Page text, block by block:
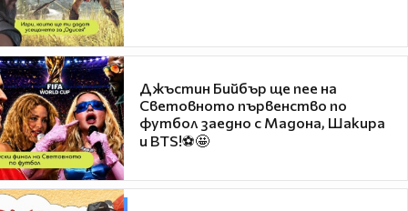
Джъстин Бийбър ще пее на
Световното първенство по
футбол заедно с Мадона, Шакира
и BTS!⚽🤩